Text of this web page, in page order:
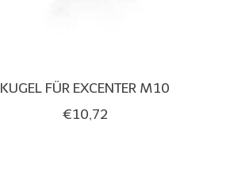
KUGEL FÜR EXCENTER M10
€10,72